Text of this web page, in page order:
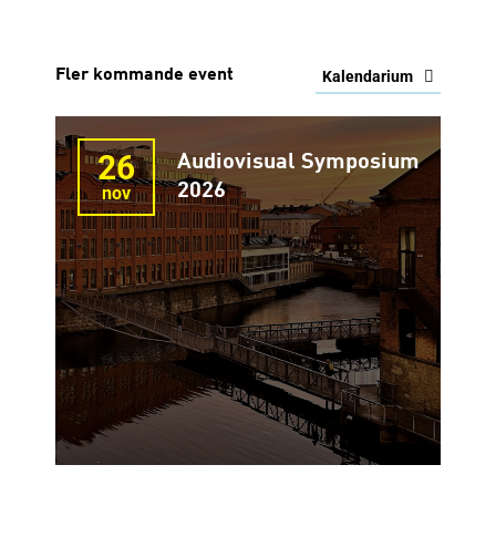
Fler kommande event Kalendarium
26
nov
Audiovisual Symposium
2026